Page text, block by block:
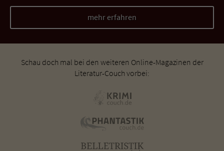
mehr erfahren
Schau doch mal bei den weiteren Online-Magazinen der
Literatur-Couch vorbei: